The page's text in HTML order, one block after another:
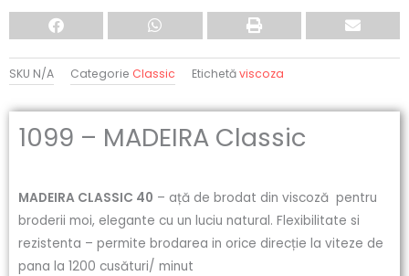
SKU N/A Categorie Classic Etichetăviscoza
1099 – MADEIRA Classic
MADEIRA CLASSIC 40 – ață de brodat din viscoză pentru
broderii moi, elegante cu un luciu natural. Flexibilitate si
rezistenta – permite brodarea in orice direcție la viteze de
pana la 1200 cusături/ minut